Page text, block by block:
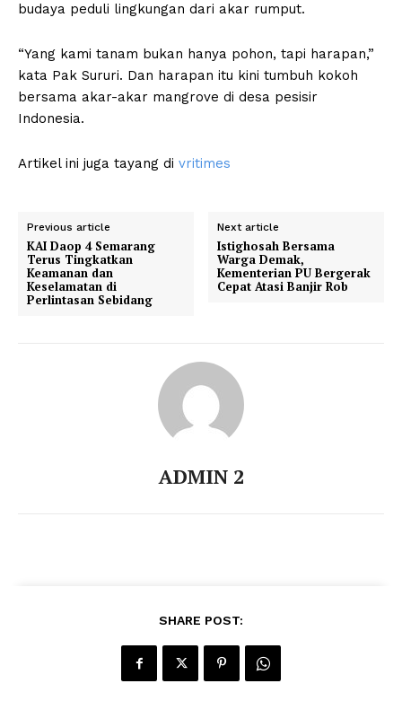
budaya peduli lingkungan dari akar rumput.
“Yang kami tanam bukan hanya pohon, tapi harapan,”
kata Pak Sururi. Dan harapan itu kini tumbuh kokoh
bersama akar-akar mangrove di desa pesisir
Indonesia.
Artikel ini juga tayang di vritimes
Previous article
KAI Daop 4 Semarang
Terus Tingkatkan
Keamanan dan
Keselamatan di
Perlintasan Sebidang
Next article
Istighosah Bersama
Warga Demak,
Kementerian PU Bergerak
Cepat Atasi Banjir Rob
ADMIN 2
SHARE POST: